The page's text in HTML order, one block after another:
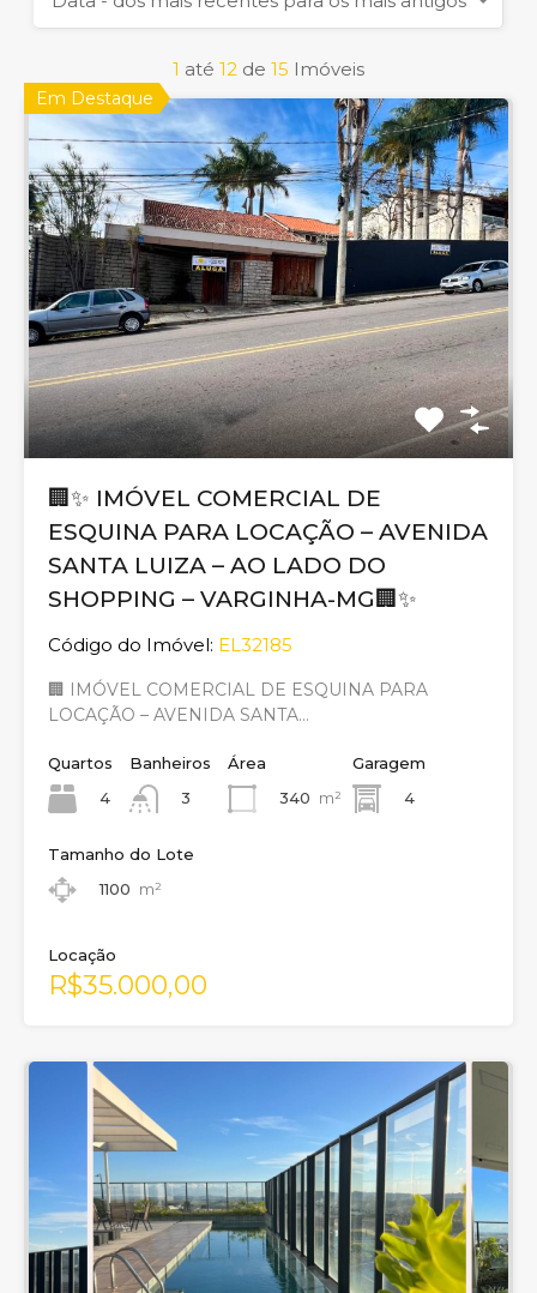
1 até 12 de 15 Imóveis
Em Destaque
🏢✨ IMÓVEL COMERCIAL DE
ESQUINA PARA LOCAÇÃO – AVENIDA
SANTA LUIZA – AO LADO DO
SHOPPING – VARGINHA-MG🏢✨
Código do Imóvel: EL32185
🏢 IMÓVEL COMERCIAL DE ESQUINA PARA
LOCAÇÃO – AVENIDA SANTA…
Quartos
4
Banheiros
3
Área
340 m²
Garagem
4
Tamanho do Lote
1100 m²
Locação
R$35.000,00